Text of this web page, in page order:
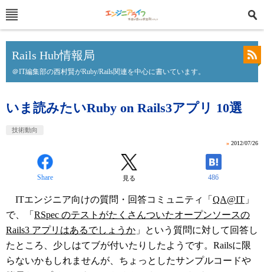
Rails Hub情報局
＠IT編集部の西村賢がRuby/Rails関連を中心に書いています。
いま読みたいRuby on Rails3アプリ 10選
技術動向
» 2012/07/26
Share 見る 486
ITエンジニア向けの質問・回答コミュニティ「 QA@IT 」
で、「 RSpec のテストがたくさんついたオープンソースの
Rails3 アプリはあるでしょうか 」という質問に対して回答し
たところ、少しはてブが付いたりしたようです。Railsに限
らないかもしれませんが、ちょっとしたサンプルコードや